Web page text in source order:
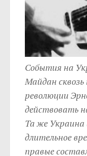
События на
Майдан
революции
действовать
Та же Украина
длительное
правые